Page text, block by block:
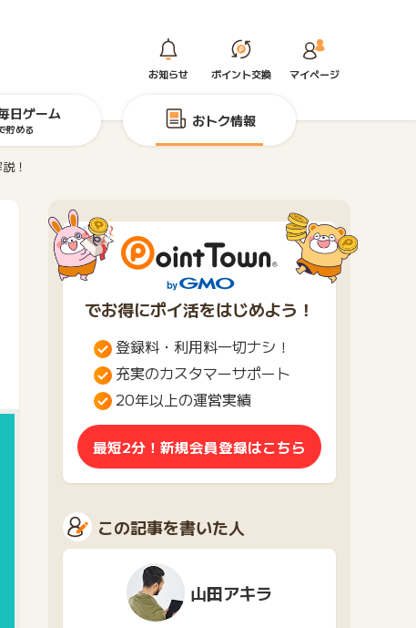
お知らせ ポイント交換 マイページ
日ゲーム
貯める おトク情報
！
でお得にポイ活をはじめよう！
登録料・利用料一切ナシ！
充実のカスタマーサポート
20年以上の運営実績
最短2分！新規会員登録はこちら
この記事を書いた人
山田アキラ